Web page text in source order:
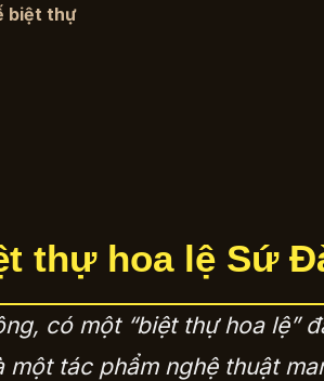
biệt thự
thự hoa lệ Sứ
có một “biệt thự hoa lệ”
tác phẩm nghệ thuật